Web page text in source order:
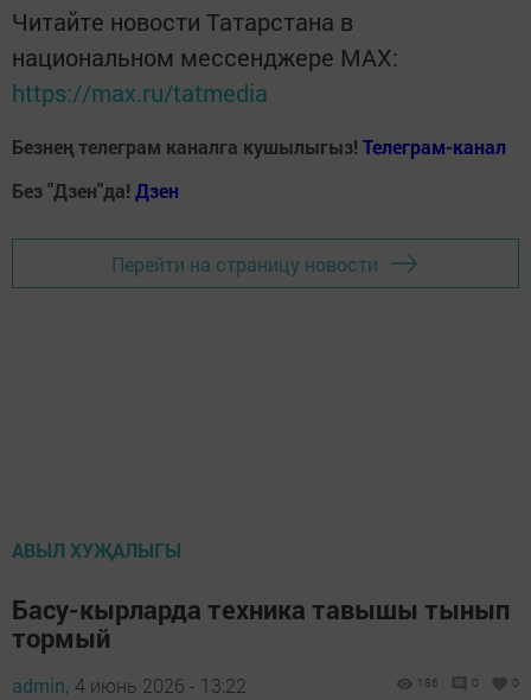
Читайте новости Татарстана в
национальном мессенджере MАХ:
https://max.ru/tatmedia
Безнең телеграм каналга кушылыгыз! Телеграм-канал
Без "Дзен"да! Дзен
Перейти на страницу новости
АВЫЛ ХУҖАЛЫГЫ
Басу-кырларда техника тавышы тынып
тормый
admin, 4 июнь 2026 - 13:22 186 0 0